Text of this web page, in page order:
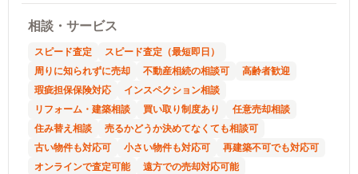
相談・サービス
スピード査定
スピード査定（最短即日）
周りに知られずに売却
不動産相続の相談可
高齢者歓迎
瑕疵担保保険対応
インスペクション相談
リフォーム・建築相談
買い取り制度あり
任意売却相談
住み替え相談
売るかどうか決めてなくても相談可
古い物件も対応可
小さい物件も対応可
再建築不可でも対応可
オンラインで査定可能
遠方での売却対応可能